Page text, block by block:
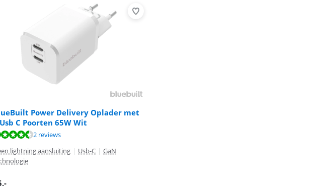
Power Delivery Oplader met
C Poorten 65W Wit
2 reviews
lightning aansluiting | Usb-C | GaN
,-